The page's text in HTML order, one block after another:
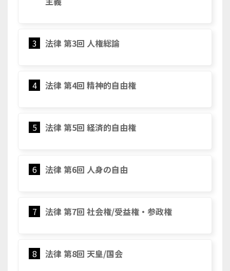
3 法律 第3回 人権総論
4 法律 第4回 精神的自由権
5 法律 第5回 経済的自由権
6 法律 第6回 人身の自由
7 法律 第7回 社会権/受益権・参政権
8 法律 第8回 天皇/国会